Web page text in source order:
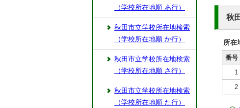
秋
所在
番号
1
2
（学校所在地順 あ行）
秋田市立学校所在地検索
（学校所在地順 か行）
秋田市立学校所在地検索
（学校所在地順 さ行）
秋田市立学校所在地検索
（学校所在地順 た行）